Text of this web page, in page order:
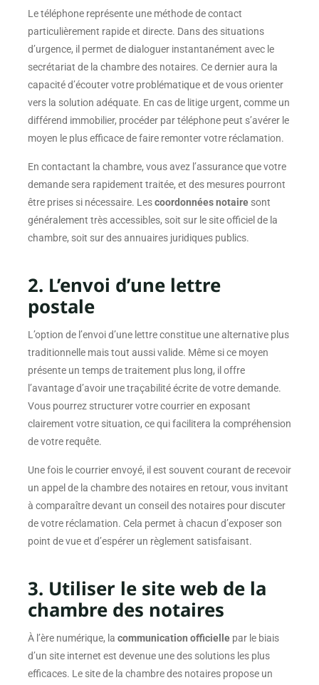
Le téléphone représente une méthode de contact
particulièrement rapide et directe. Dans des situations
d’urgence, il permet de dialoguer instantanément avec le
secrétariat de la chambre des notaires. Ce dernier aura la
capacité d’écouter votre problématique et de vous orienter
vers la solution adéquate. En cas de litige urgent, comme un
différend immobilier, procéder par téléphone peut s’avérer le
moyen le plus efficace de faire remonter votre réclamation.
En contactant la chambre, vous avez l’assurance que votre
demande sera rapidement traitée, et des mesures pourront
être prises si nécessaire. Lescoordonnées notairesont
généralement très accessibles, soit sur le site officiel de la
chambre, soit sur des annuaires juridiques publics.
2. L’envoi d’une lettre
postale
L’option de l’envoi d’une lettre constitue une alternative plus
traditionnelle mais tout aussi valide. Même si ce moyen
présente un temps de traitement plus long, il offre
l’avantage d’avoir une traçabilité écrite de votre demande.
Vous pourrez structurer votre courrier en exposant
clairement votre situation, ce qui facilitera la compréhension
de votre requête.
Une fois le courrier envoyé, il est souvent courant de recevoir
un appel de la chambre des notaires en retour, vous invitant
à comparaître devant un conseil des notaires pour discuter
de votre réclamation. Cela permet à chacun d’exposer son
point de vue et d’espérer un règlement satisfaisant.
3. Utiliser le site web de la
chambre des notaires
À l’ère numérique, la communication officiellepar le biais
d’un site internet est devenue une des solutions les plus
efficaces. Le site de la chambre des notaires propose un